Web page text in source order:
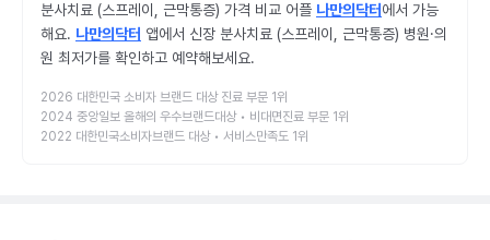
분사치료 (스프레이, 근막통증) 가격 비교 어플 나만의닥터에서 가능
해요. 나만의닥터 앱에서 신장 분사치료 (스프레이, 근막통증) 병원·의
원 최저가를 확인하고 예약해보세요.
2026 대한민국 소비자 브랜드 대상 진료 부문 1위
2024 중앙일보 올해의 우수브랜드대상 • 비대면진료 부문 1위
2022 대한민국소비자브랜드 대상 • 서비스만족도 1위